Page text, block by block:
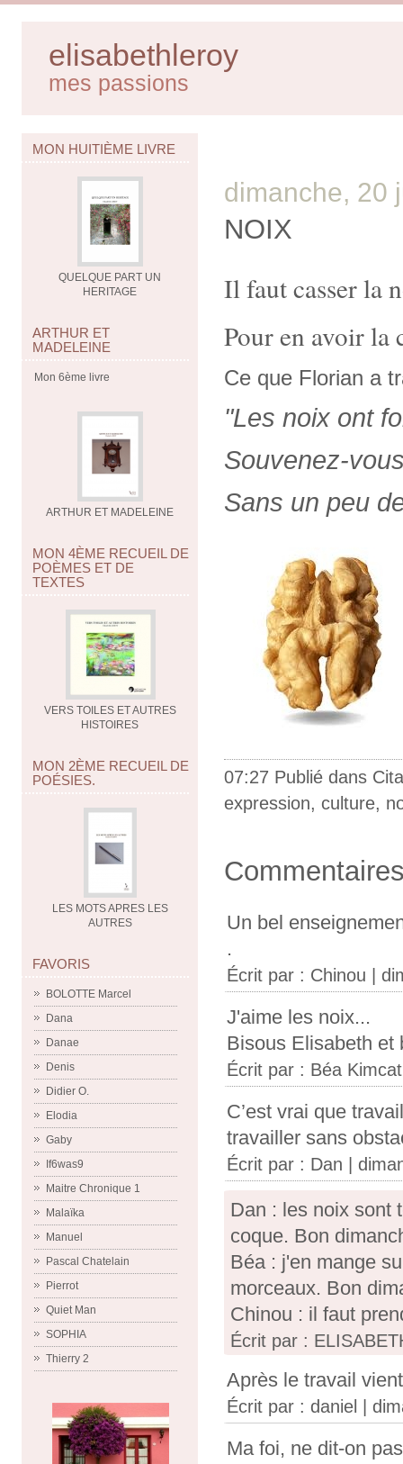
elisabethleroy
mes passions
MON HUITIÈME LIVRE
QUELQUE PART UN
HERITAGE
ARTHUR ET
MADELEINE
Mon 6ème livre
ARTHUR ET MADELEINE
MON 4ÈME RECUEIL DE
POÈMES ET DE
TEXTES
VERS TOILES ET AUTRES
HISTOIRES
MON 2ÈME RECUEIL DE
POÉSIES.
LES MOTS APRES LES
AUTRES
FAVORIS
BOLOTTE Marcel
Dana
Danae
Denis
Didier O.
Elodia
Gaby
If6was9
Maitre Chronique 1
Malaïka
Manuel
Pascal Chatelain
Pierrot
Quiet Man
SOPHIA
Thierry 2
dimanche, 20
NOIX
Il faut casser la
Pour en avoir la
Ce que Florian a
"Les noix ont
Souvenez-
Sans un peu
07:27 Publié dans
expression, culture,
Un bel
.
Écrit par : Chinou |
J'aime les noix...
Bisous Elisabeth et
Écrit par : Béa Kimcat
C’est vrai que
travailler sans
Écrit par : Dan |
Dan : les noix sont
coque. Bon
Béa : j'en mange
morceaux. Bon
Chinou : il faut
Écrit par :
Après le travail
Écrit par : daniel |
Ma foi, ne dit-on